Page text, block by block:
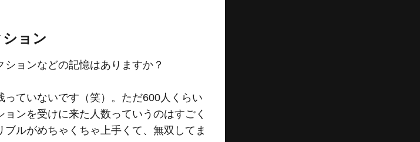
ョン
ョンなどの記憶はありますか？
ていないです（笑）。ただ600人くらい
ンを受けに来た人数っていうのはすごく
ルがめちゃくちゃ上手くて、無双してま